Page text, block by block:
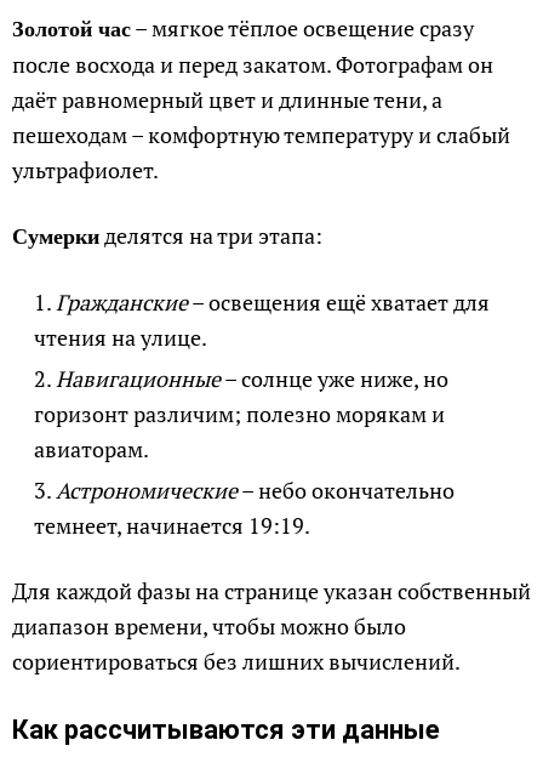
Золотой час – мягкое тёплое освещение сразу
после восхода и перед закатом. Фотографам он
даёт равномерный цвет и длинные тени, а
пешеходам – комфортную температуру и слабый
ультрафиолет.
Сумерки делятся на три этапа:
Гражданские– освещения ещё хватает для
чтения на улице.
Навигационные– солнце уже ниже, но
горизонт различим; полезно морякам и
авиаторам.
Астрономические– небо окончательно
темнеет, начинается 19:19.
Для каждой фазы на странице указан собственный
диапазон времени, чтобы можно было
сориентироваться без лишних вычислений.
Как рассчитываются эти данные